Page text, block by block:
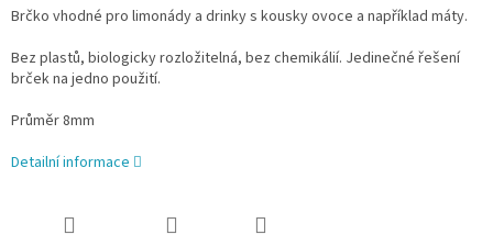
Brčko vhodné pro limonády a drinky s kousky ovoce a například máty.
Bez plastů, biologicky rozložitelná, bez chemikálií. Jedinečné řešení
brček na jedno použití.
Průměr 8mm
Detailní informace